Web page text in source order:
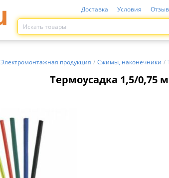
Доставка Условия
Электромонтажная продукция / Сжимы, наконечники /
Термоусадка 1,5/0,75